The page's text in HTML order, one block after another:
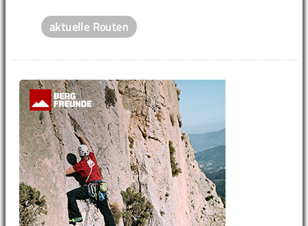
aktuelle Routen